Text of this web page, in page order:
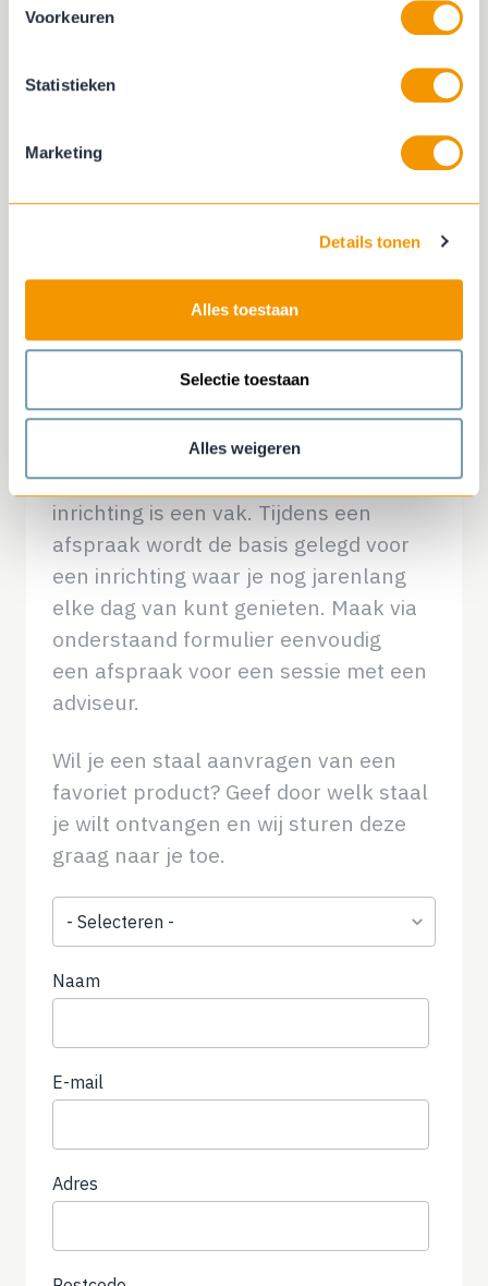
Voorkeuren
Statistieken
Marketing
Details tonen
Alles toestaan
Selectie toestaan
Alles weigeren
en dessin perfect op elkaar afgestemd.
om de collectie bekijken en deskundig
Inspirerend advies in een
van onze filialen of gewoon
bij jou thuis!
Het maken van een passende
inrichting is een vak. Tijdens een
afspraak wordt de basis gelegd voor
een inrichting waar je nog jarenlang
elke dag van kunt genieten. Maak via
onderstaand formulier eenvoudig
een afspraak voor een sessie met een
adviseur.
Wil je een staal aanvragen van een
favoriet product? Geef door welk staal
je wilt ontvangen en wij sturen deze
graag naar je toe.
Onderwerp
Naam
E-mail
Adres